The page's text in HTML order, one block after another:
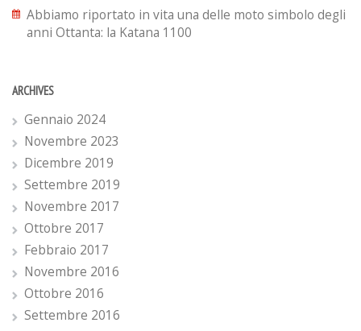
Abbiamo riportato in vita una delle moto simbolo degli
anni Ottanta: la Katana 1100
ARCHIVES
Gennaio 2024
Novembre 2023
Dicembre 2019
Settembre 2019
Novembre 2017
Ottobre 2017
Febbraio 2017
Novembre 2016
Ottobre 2016
Settembre 2016